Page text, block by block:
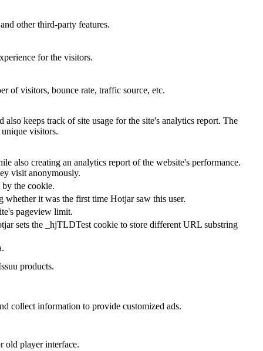
other third-party features.
for the visitors.
of visitors, bounce rate, traffic source, etc.
keeps track of site usage for the site's analytics report. The
visitors.
also creating an analytics report of the website's performance.
visit anonymously.
by the cookie.
whether it was the first time Hotjar saw this user.
pageview limit.
sets the _hjTLDTest cookie to store different URL substring
products.
collect information to provide customized ads.
old player interface.